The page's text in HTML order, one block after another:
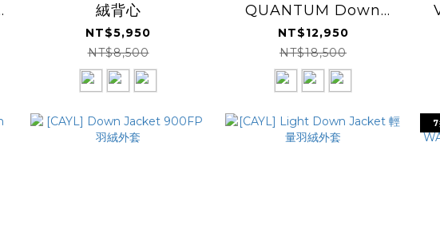
絨背心
NT$5,950
NT$8,500
QUANTUM Down
Parka 羽絨外套
GM24312
NT$12,950
NT$18,500
7